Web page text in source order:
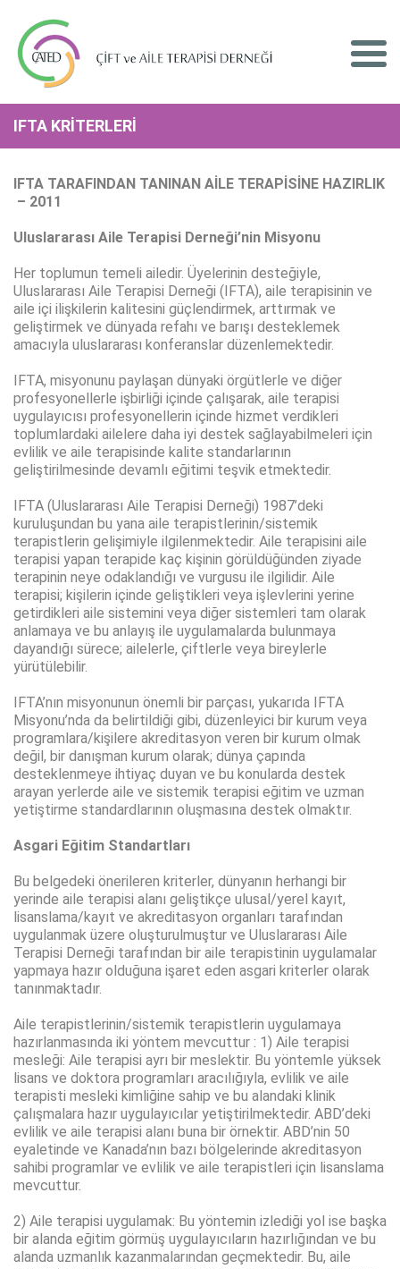
IFTA KRİTERLERİ
IFTA TARAFINDAN TANINAN AİLE TERAPİSİNE HAZIRLIK
– 2011
Uluslararası Aile Terapisi Derneği’nin Misyonu
Her toplumun temeli ailedir. Üyelerinin desteğiyle,
Uluslararası Aile Terapisi Derneği (IFTA), aile terapisinin ve
aile içi ilişkilerin kalitesini güçlendirmek, arttırmak ve
geliştirmek ve dünyada refahı ve barışı desteklemek
amacıyla uluslararası konferanslar düzenlemektedir.
IFTA, misyonunu paylaşan dünyaki örgütlerle ve diğer
profesyonellerle işbirliği içinde çalışarak, aile terapisi
uygulayıcısı profesyonellerin içinde hizmet verdikleri
toplumlardaki ailelere daha iyi destek sağlayabilmeleri için
evlilik ve aile terapisinde kalite standarlarının
geliştirilmesinde devamlı eğitimi teşvik etmektedir.
IFTA (Uluslararası Aile Terapisi Derneği) 1987’deki
kuruluşundan bu yana aile terapistlerinin/sistemik
terapistlerin gelişimiyle ilgilenmektedir. Aile terapisini aile
terapisi yapan terapide kaç kişinin görüldüğünden ziyade
terapinin neye odaklandığı ve vurgusu ile ilgilidir. Aile
terapisi; kişilerin içinde geliştikleri veya işlevlerini yerine
getirdikleri aile sistemini veya diğer sistemleri tam olarak
anlamaya ve bu anlayış ile uygulamalarda bulunmaya
dayandığı sürece; ailelerle, çiftlerle veya bireylerle
yürütülebilir.
IFTA’nın misyonunun önemli bir parçası, yukarıda IFTA
Misyonu’nda da belirtildiği gibi, düzenleyici bir kurum veya
programlara/kişilere akreditasyon veren bir kurum olmak
değil, bir danışman kurum olarak; dünya çapında
desteklenmeye ihtiyaç duyan ve bu konularda destek
arayan yerlerde aile ve sistemik terapisi eğitim ve uzman
yetiştirme standardlarının oluşmasına destek olmaktır.
Asgari Eğitim Standartları
Bu belgedeki önerileren kriterler, dünyanın herhangi bir
yerinde aile terapisi alanı geliştikçe ulusal/yerel kayıt,
lisanslama/kayıt ve akreditasyon organları tarafından
uygulanmak üzere oluşturulmuştur ve Uluslararası Aile
Terapisi Derneği tarafından bir aile terapistinin uygulamalar
yapmaya hazır olduğuna işaret eden asgari kriterler olarak
tanınmaktadır.
Aile terapistlerinin/sistemik terapistlerin uygulamaya
hazırlanmasında iki yöntem mevcuttur : 1) Aile terapisi
mesleği: Aile terapisi ayrı bir meslektir. Bu yöntemle yüksek
lisans ve doktora programları aracılığıyla, evlilik ve aile
terapisti mesleki kimliğine sahip ve bu alandaki klinik
çalışmalara hazır uygulayıcılar yetiştirilmektedir. ABD’deki
evlilik ve aile terapisi alanı buna bir örnektir. ABD’nin 50
eyaletinde ve Kanada’nın bazı bölgelerinde akreditasyon
sahibi programlar ve evlilik ve aile terapistleri için lisanslama
mevcuttur.
2) Aile terapisi uygulamak: Bu yöntemin izlediği yol ise başka
bir alanda eğitim görmüş uygulayıcıların hazırlığından ve bu
alanda uzmanlık kazanmalarından geçmektedir. Bu, aile